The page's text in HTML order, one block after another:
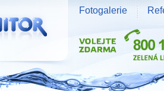
spol. s r.o.
Fotogalerie